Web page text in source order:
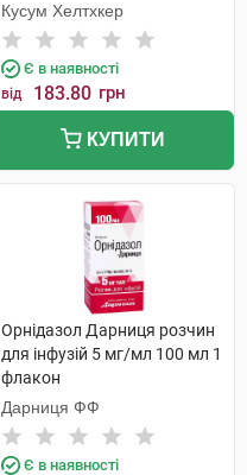
Кусум Хелтхкер
Є в наявності
від 183.80 грн
КУПИТИ
Орнідазол Дарниця розчин
для інфузій 5 мг/мл 100 мл 1
флакон
Дарниця ФФ
Є в наявності